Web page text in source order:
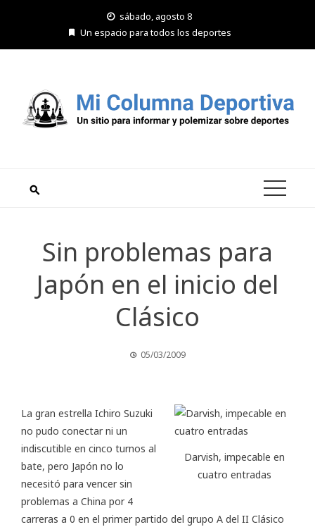
sábado, agosto 8
Un espacio para todos los deportes
Sin problemas para
Japón en el inicio del
Clásico
05/03/2009
Darvish, impecable en
cuatro entradas
La gran estrella Ichiro Suzuki
no pudo conectar ni un
indiscutible en cinco turnos al
bate, pero Japón no lo
necesitó para vencer sin
problemas a China por 4
carreras a 0 en el primer partido del grupo A del II Clásico